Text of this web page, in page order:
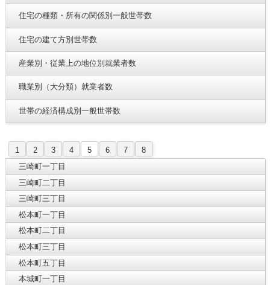
住宅の種類・所有の関係別一般世帯数
住宅の建て方別世帯数
産業別・従業上の地位別就業者数
職業別（大分類）就業者数
世帯の経済構成別一般世帯数
1 2 3 4 5 6 7
8
三崎町一丁目
三崎町二丁目
三崎町三丁目
松本町一丁目
松本町二丁目
松本町三丁目
松本町五丁目
本城町一丁目